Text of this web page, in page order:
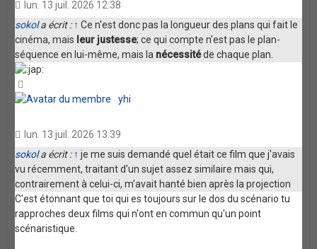
lun. 13 juil. 2026 12:38
sokola écrit : ↑ Ce n'est donc pas la longueur des plans qui fait le
cinéma, mais leur justesse; ce qui compte n'est pas le plan-
séquence en lui-même, mais la nécessitéde chaque plan.
yhi
lun. 13 juil. 2026 13:39
sokola écrit : ↑ je me suis demandé quel était ce film que j'avais
vu récemment, traitant d'un sujet assez similaire mais qui,
contrairement à celui-ci, m'avait hanté bien après la projection
C'est étonnant que toi qui es toujours sur le dos du scénario tu
rapproches deux films qui n'ont en commun qu'un point
scénaristique.